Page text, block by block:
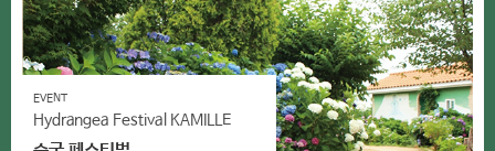
EVENT
Hydrangea Festival KAMILLE